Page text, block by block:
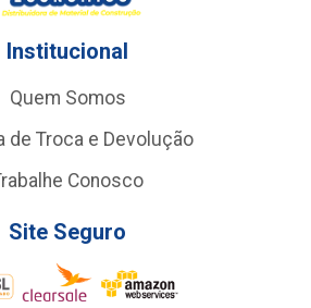
Institucional
Quem Somos
de Troca e Devolução
Conosco
Site Seguro